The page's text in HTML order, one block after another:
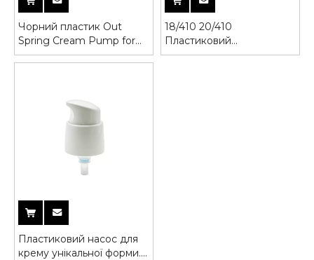
Чорний пластик Out
Spring Cream Pump for
Serum Bottle
18/410 20/410
Пластиковий
сироватковий крем-
Пластиковий насос для
крему унікальної форми.